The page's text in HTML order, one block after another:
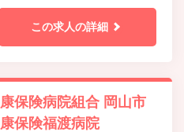
この求人の詳細
保険病院組合 岡山市
保険福渡病院